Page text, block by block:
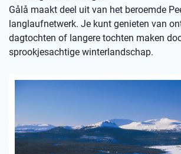
Gålå maakt deel uit van het beroemde
langlaufnetwerk. Je kunt genieten van
dagtochten of langere tochten maken
sprookjesachtige winterlandschap.